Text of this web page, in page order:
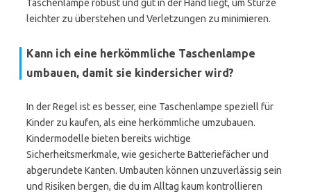
Taschenlampe robust und gut in der Hand liegt, um Stürze
leichter zu überstehen und Verletzungen zu minimieren.
Kann ich eine herkömmliche Taschenlampe
umbauen, damit sie kindersicher wird?
In der Regel ist es besser, eine Taschenlampe speziell für
Kinder zu kaufen, als eine herkömmliche umzubauen.
Kindermodelle bieten bereits wichtige
Sicherheitsmerkmale, wie gesicherte Batteriefächer und
abgerundete Kanten. Umbauten können unzuverlässig sein
und Risiken bergen, die du im Alltag kaum kontrollieren